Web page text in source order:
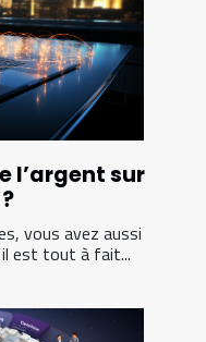
l’argent sur
vous avez aussi
il est tout à fait...